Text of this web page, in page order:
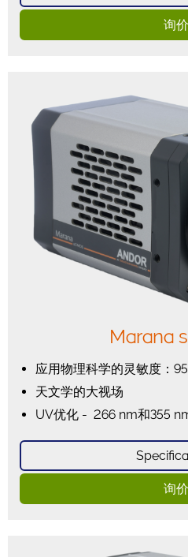
询价
Marana
应用物理科学的灵敏度：
天文学的大视场
UV优化 - 266 nm和355
询价